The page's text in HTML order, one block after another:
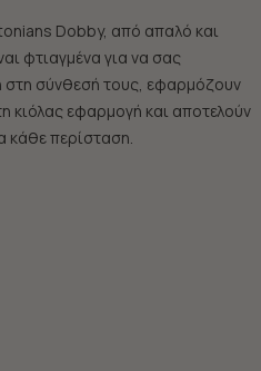
Dobby, από απαλό και
φτιαγμένα για να σας
στη σύνθεσή τους, εφαρμόζουν
εφαρμογή και αποτελούν
κάθε περίσταση.